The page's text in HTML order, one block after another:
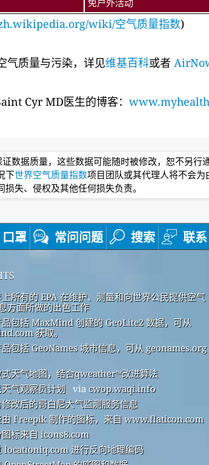
免户外活动
wiki/空气质量指数)
气质量与污染，详见维基百科或者
Cyr MD医生的博客：
数据质量，这些数据可能随时被修改，恕不另行
下世界空气质量指数项目团队或其代理人将不会
损失、侵权及其他任何损失负责。
口罩 常问问题 搜索 联系
所有的 EPA 在维护、测量和向世界公民提供空气
方面所做的出色工作
品包括 MaxMind 创建的 GeoLite2 数据，可从
获取。
包括 GeoNames 城市信息，可从 geonames.org
式天气地图，结合qweather™改进算法
天气观察员计划 via cwop.waqi.info
改后的哥白尼大气监测服务信息
由 Freepik 制作的图标，来自 www.flaticon.com
标来自 icons8.com
locationiq.com 进行反向地理编码